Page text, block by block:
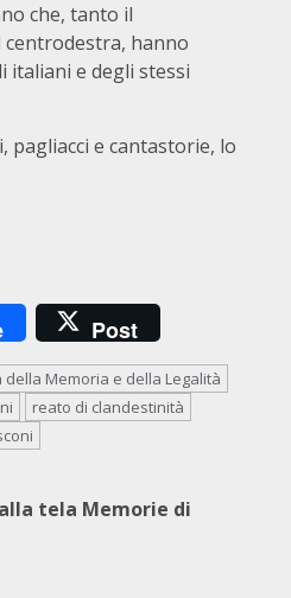
che, tanto il
hanno
italiani e degli stessi
pagliacci e cantastorie, lo
Post
della Memoria e della Legalità
reato di clandestinità
tela Memorie di